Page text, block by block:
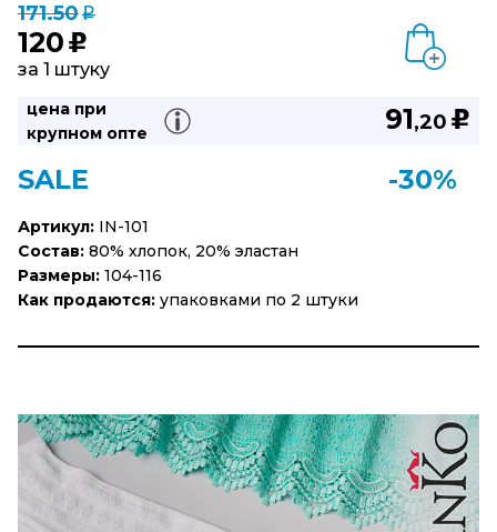
171.50q
120 u
за 1 штуку
цена при
крупном опте
91,20 u
SALE -30%
Артикул: IN-101
Состав: 80% хлопок, 20% эластан
Размеры: 104-116
Как продаются: упаковками по 2 штуки